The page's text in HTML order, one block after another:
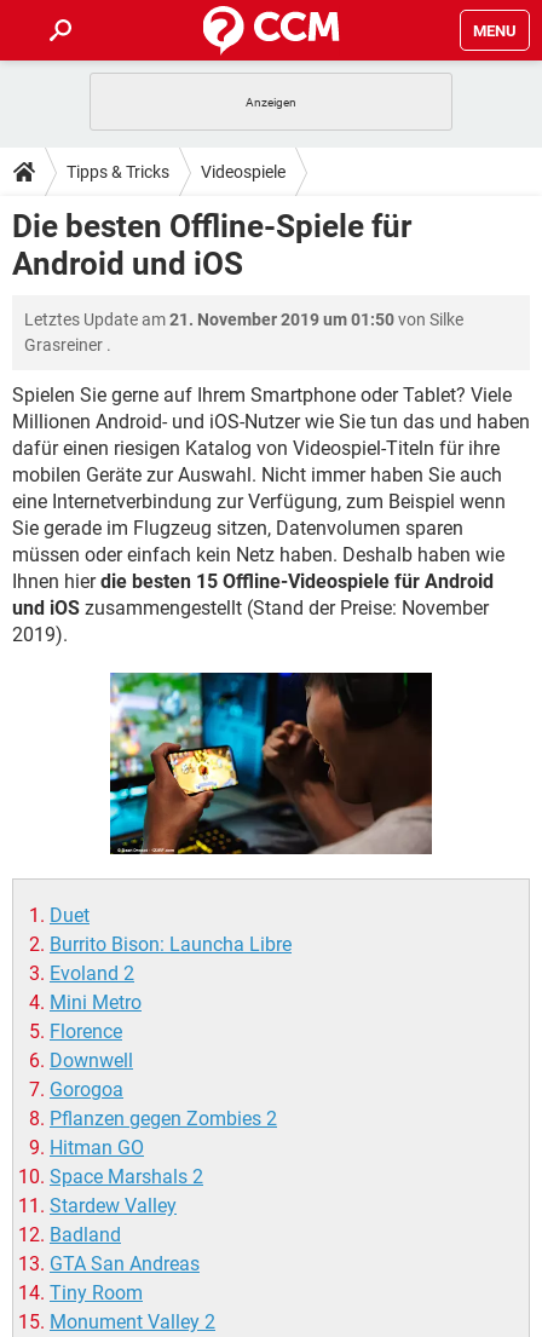
MENU
ANDROID IOS
WINDOWS 10 INSTAGRAM
WHATSAPP
TIPPS & TRICKS
SPIELE STREAMING
ANDROID IOS
WHATSAPP TIKTOK
DOWNLOADS
SPIELE
WINDOWS 10
WHATSAPP TIKTOK
FACEBOOK HARDWARE
FORUM
SPIELE STREAMING
WINDOWS 10 INSTAGRAM
WHATSAPP TIKTOK
LEXIKON
SPIELE STREAMING
ANDROID IOS
WINDOWS 10 INSTAGRAM
WHATSAPP TIKTOK
FACEBOOK HARDWARE
Tipps & Tricks Videospiele
Die besten Offline-Spiele für
Android und iOS
Letztes Update am21. November 2019 um 01:50von Silke
Grasreiner .
Spielen Sie gerne auf Ihrem Smartphone oder Tablet? Viele
Millionen Android- und iOS-Nutzer wie Sie tun das und haben
dafür einen riesigen Katalog von Videospiel-Titeln für ihre
mobilen Geräte zur Auswahl. Nicht immer haben Sie auch
eine Internetverbindung zur Verfügung, zum Beispiel wenn
Sie gerade im Flugzeug sitzen, Datenvolumen sparen
müssen oder einfach kein Netz haben. Deshalb haben wie
Ihnen hierdie besten 15 Offline-Videospiele für Android
und iOS zusammengestellt (Stand der Preise: November
2019).
Duet
Burrito Bison: Launcha Libre
Evoland 2
Mini Metro
Florence
Downwell
Gorogoa
Pflanzen gegen Zombies 2
Hitman GO
Space Marshals 2
Stardew Valley
Badland
GTA San Andreas
Tiny Room
Monument Valley 2